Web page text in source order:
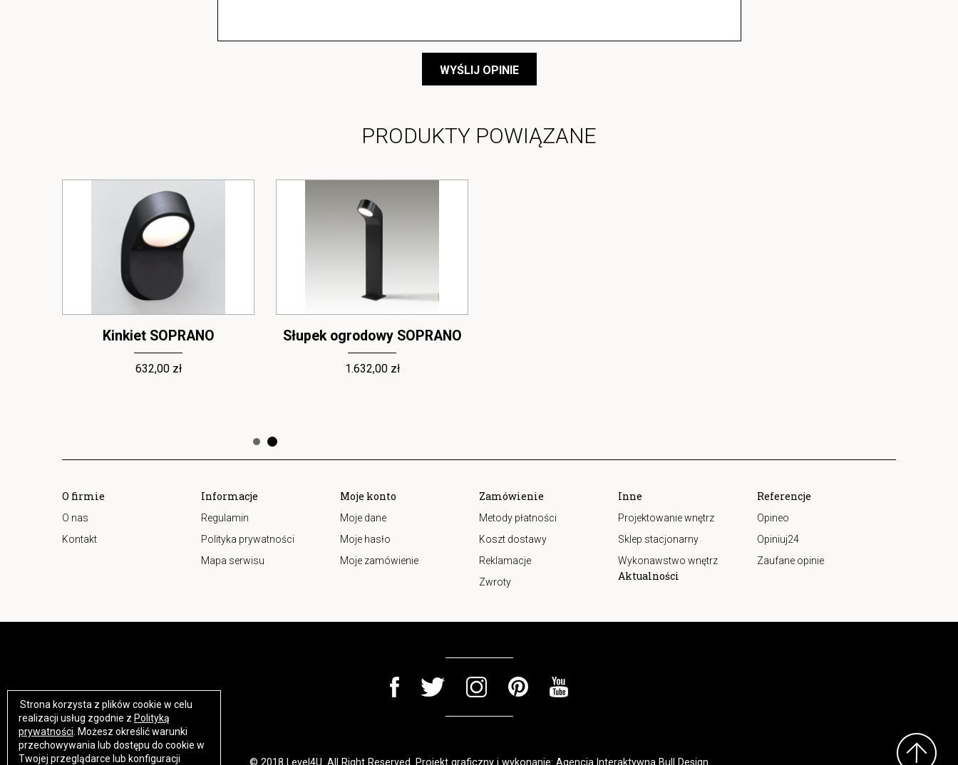
https://www.high-endrolex.com/17
Strona korzysta z plików cookie w celu
realizacji usług zgodnie z Polityką
prywatności . Możesz określić warunki
przechowywania lub dostępu do cookie w
Twojej przeglądarce lub konfiguracji
WYŚLIJ OPINIE
PRODUKTY POWIĄZANE
Kinkiet SOPRANO
632,00 zł
Słupek ogrodowy SOPRANO
1.632,00 zł
O firmie
O nas
Kontakt
Informacje
Regulamin
Polityka prywatności
Mapa serwisu
Moje konto
Moje dane
Moje hasło
Moje zamówienie
Zamówienie
Metody płatności
Koszt dostawy
Reklamacje
Zwroty
Inne
Projektowanie wnętrz
Sklep stacjonarny
Wykonawstwo wnętrz
Referencje
Opineo
Opiniuj24
Zaufane opinie
Aktualności
© 2018 Level4U. All Right Reserved. Projekt graficzny i wykonanie: Agencja Interaktywna Bull Design